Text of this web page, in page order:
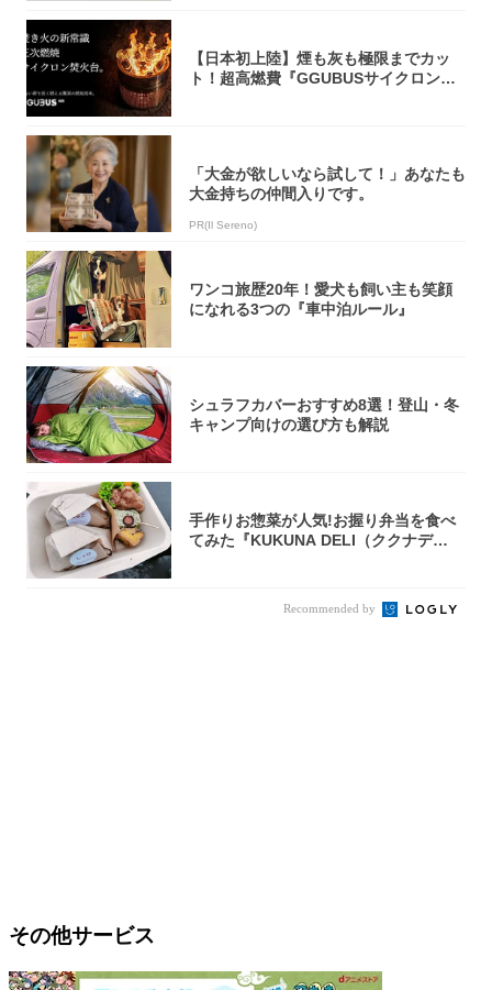
【日本初上陸】煙も灰も極限までカッ
ト！超高燃費『GGUBUSサイクロン焚
「大金が欲しいなら試して！」あなたも
大金持ちの仲間入りです。
PR(Il Sereno)
ワンコ旅歴20年！愛犬も飼い主も笑顔
になれる3つの『車中泊ルール』
シュラフカバーおすすめ8選！登山・冬
キャンプ向けの選び方も解説
手作りお惣菜が人気!お握り弁当を食べ
てみた『KUKUNA DELI（ククナデ
Recommended by
その他サービス